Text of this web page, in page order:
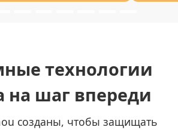
технологии
на шаг впереди
созданы, чтобы защищать